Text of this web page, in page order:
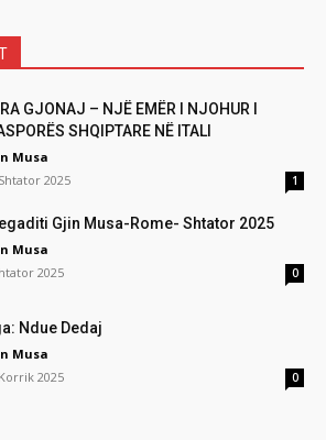
GJONAJ – NJË EMËR I NJOHUR I
SHQIPTARE NË ITALI
Musa
2025
1
Gjin Musa-Rome- Shtator 2025
Musa
2025
0
Ndue Dedaj
Musa
2025
0